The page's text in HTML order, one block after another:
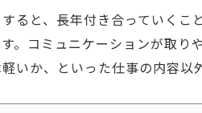
ると、長年付き合っていくこ
。コミュニケーションが取り
いか、といった仕事の内容以